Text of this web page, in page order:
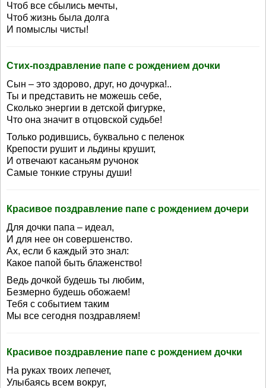
Чтоб все сбылись мечты,
Чтоб жизнь была долга
И помыслы чисты!
Стих-поздравление папе с рождением дочки
Сын – это здорово, друг, но дочурка!..
Ты и представить не можешь себе,
Сколько энергии в детской фигурке,
Что она значит в отцовской судьбе!
Только родившись, буквально с пеленок
Крепости рушит и льдины крушит,
И отвечают касаньям ручонок
Самые тонкие струны души!
Красивое поздравление папе с рождением дочери
Для дочки папа – идеал,
И для нее он совершенство.
Ах, если б каждый это знал:
Какое папой быть блаженство!
Ведь дочкой будешь ты любим,
Безмерно будешь обожаем!
Тебя с событием таким
Мы все сегодня поздравляем!
Красивое поздравление папе с рождением дочки
На руках твоих лепечет,
Улыбаясь всем вокруг,